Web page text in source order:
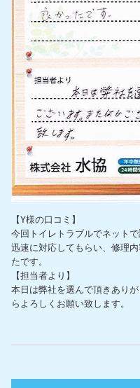
【Y様の口コミ】
今回トイレトラブルでネット
迅速に対応してもらい、修理
たです。
【担当者より】
本日は弊社を選んで頂きあり
らよろしくお願い致します。